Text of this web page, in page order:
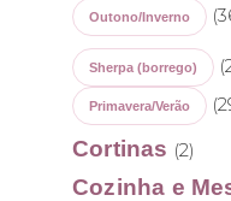
Outono/Inverno
Sherpa (borrego)
Primavera/Verão
Cortinas (2)
Cozinha e